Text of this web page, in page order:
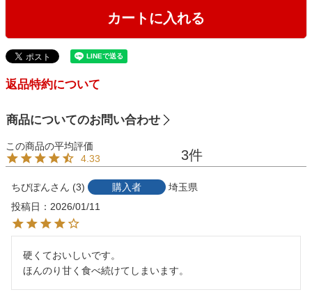
カートに入れる
返品特約について
商品についてのお問い合わせ
4.33 3
ちびぽん 3 購入者
埼玉県
投稿日
2026/01/11
硬くておいしいです。
ほんのり甘く食べ続けてしまいます。